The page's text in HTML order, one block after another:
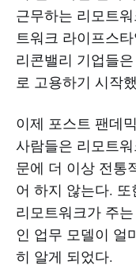
근무하는 리모트
트워크 라이프스
리콘밸리 기업들
로 고용하기 시작
이제 포스트 팬데
사람들은 리모트
문에 더 이상 전통
어 하지 않는다.
리모트워크가 주
인 업무 모델이 얼
히 알게 되었다.